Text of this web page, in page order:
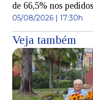
de 66,5% nos
05/08/2026 | 17:30h
Veja também